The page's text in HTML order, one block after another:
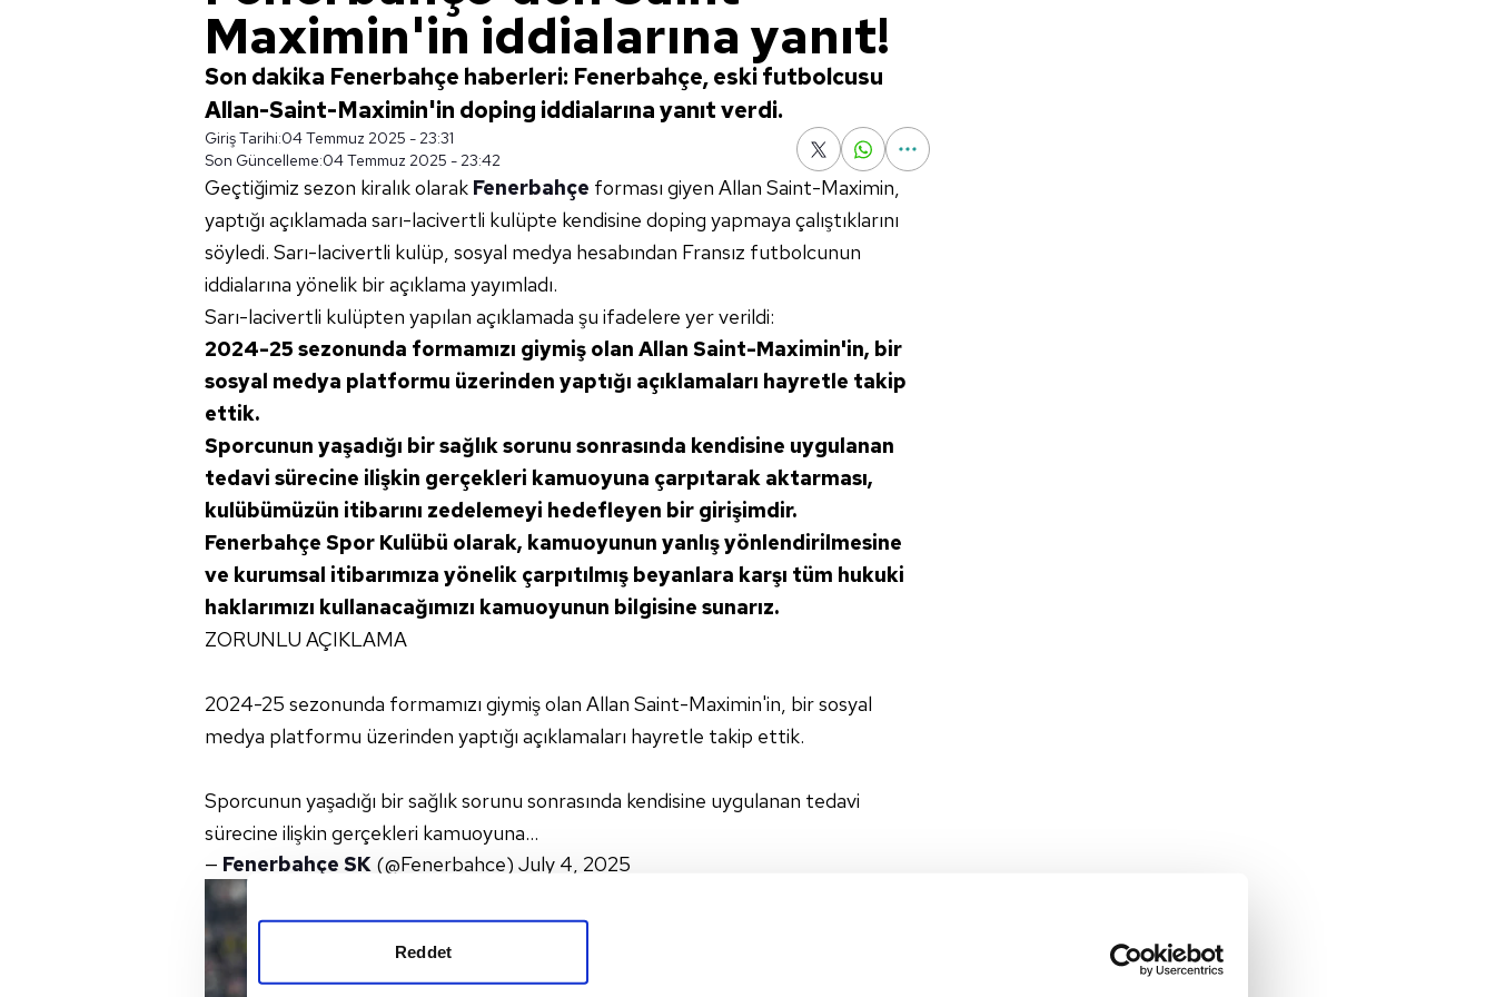
Reddet
Maximin'in iddialarına yanıt!
Son dakika Fenerbahçe haberleri: Fenerbahçe, eski futbolcusu
Allan-Saint-Maximin'in doping iddialarına yanıt verdi.
Giriş Tarihi:04 Temmuz 2025 - 23:31
Son Güncelleme:04 Temmuz 2025 - 23:42
Geçtiğimiz sezon kiralık olarak Fenerbahçe forması giyen Allan Saint-Maximin,
yaptığı açıklamada sarı-lacivertli kulüpte kendisine doping yapmaya çalıştıklarını
söyledi. Sarı-lacivertli kulüp, sosyal medya hesabından Fransız futbolcunun
iddialarına yönelik bir açıklama yayımladı.
Sarı-lacivertli kulüpten yapılan açıklamada şu ifadelere yer verildi:
2024-25 sezonunda formamızı giymiş olan Allan Saint-Maximin'in, bir
sosyal medya platformu üzerinden yaptığı açıklamaları hayretle takip
ettik.
Sporcunun yaşadığı bir sağlık sorunu sonrasında kendisine uygulanan
tedavi sürecine ilişkin gerçekleri kamuoyuna çarpıtarak aktarması,
kulübümüzün itibarını zedelemeyi hedefleyen bir girişimdir.
Fenerbahçe Spor Kulübü olarak, kamuoyunun yanlış yönlendirilmesine
ve kurumsal itibarımıza yönelik çarpıtılmış beyanlara karşı tüm hukuki
haklarımızı kullanacağımızı kamuoyunun bilgisine sunarız.
ZORUNLU AÇIKLAMA
2024-25 sezonunda formamızı giymiş olan Allan Saint-Maximin'in, bir sosyal
medya platformu üzerinden yaptığı açıklamaları hayretle takip ettik.
Sporcunun yaşadığı bir sağlık sorunu sonrasında kendisine uygulanan tedavi
sürecine ilişkin gerçekleri kamuoyuna…
— Fenerbahçe SK (@Fenerbahce) July 4, 2025